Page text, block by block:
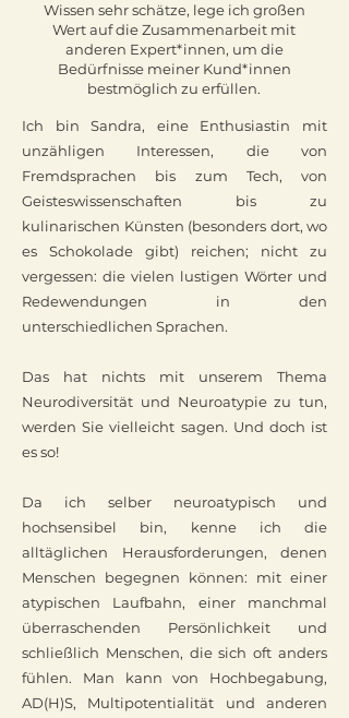
Wissen sehr schätze, lege ich großen
Wert auf die Zusammenarbeit mit
anderen Expert*innen, um die
Bedürfnisse meiner Kund*innen
bestmöglich zu erfüllen.
Ich bin Sandra, eine Enthusiastin mit
unzähligen Interessen, die von
Fremdsprachen bis zum Tech, von
Geisteswissenschaften bis zu
kulinarischen Künsten (besonders dort, wo
es Schokolade gibt) reichen; nicht zu
vergessen: die vielen lustigen Wörter und
Redewendungen in den
unterschiedlichen Sprachen.
Das hat nichts mit unserem Thema
Neurodiversität und Neuroatypie zu tun,
werden Sie vielleicht sagen. Und doch ist
es so!
Da ich selber neuroatypisch und
hochsensibel bin, kenne ich die
alltäglichen Herausforderungen, denen
Menschen begegnen können: mit einer
atypischen Laufbahn, einer manchmal
überraschenden Persönlichkeit und
schließlich Menschen, die sich oft anders
fühlen. Man kann von Hochbegabung,
AD(H)S, Multipotentialität und anderen